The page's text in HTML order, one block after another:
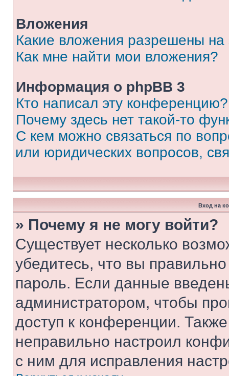
Вложения
Какие вложения разрешены
Как мне найти мои вложения?
Информация о phpBB 3
Кто написал эту конференцию?
Почему здесь нет такой-то
С кем можно связаться по
или юридических вопросов,
Вход на
» Почему я не могу войти?
Существует несколько
убедитесь, что вы
пароль. Если данные
администратором, чтобы
доступ к конференции.
неправильно настроил
с ним для исправления